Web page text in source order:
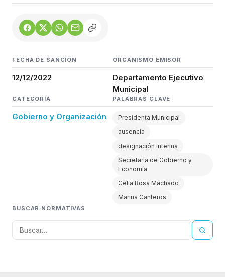
FECHA DE SANCIÓN
12/12/2022
ORGANISMO EMISOR
Departamento Ejecutivo
Municipal
CATEGORÍA
Gobierno y Organización
PALABRAS CLAVE
Presidenta Municipal
ausencia
designación interina
Secretaria de Gobierno y
Economía
Celia Rosa Machado
Marina Canteros
BUSCAR NORMATIVAS